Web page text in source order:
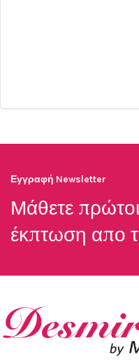
Εγγραφή Newsletter
Μάθετε
έκπτωση απο